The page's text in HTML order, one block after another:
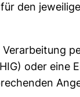
den
oder eine